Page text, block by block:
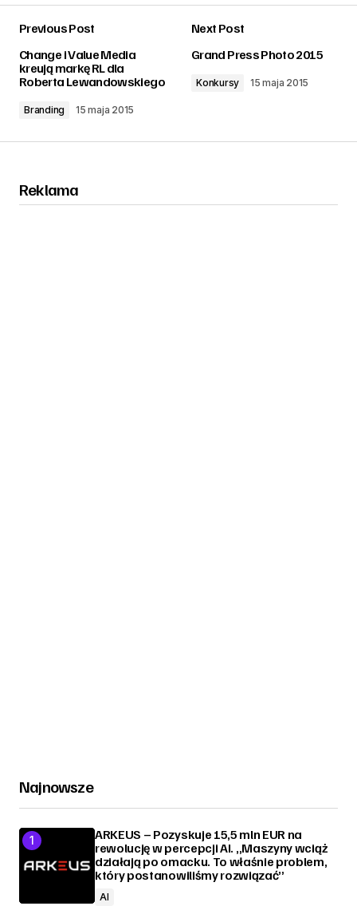
Previous Post
Change i Value Media
kreują markę RL dla
Roberta Lewandowskiego
Branding 15 maja 2015
Next Post
Grand Press Photo 2015
Konkursy 15 maja 2015
Reklama
Najnowsze
ARKEUS – Pozyskuje 15,5 mln EUR na
rewolucję w percepcji AI. „Maszyny wciąż
działają po omacku. To właśnie problem,
który postanowiliśmy rozwiązać”
AI